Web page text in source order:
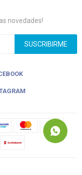
novedades!
SUSCRIBIRME